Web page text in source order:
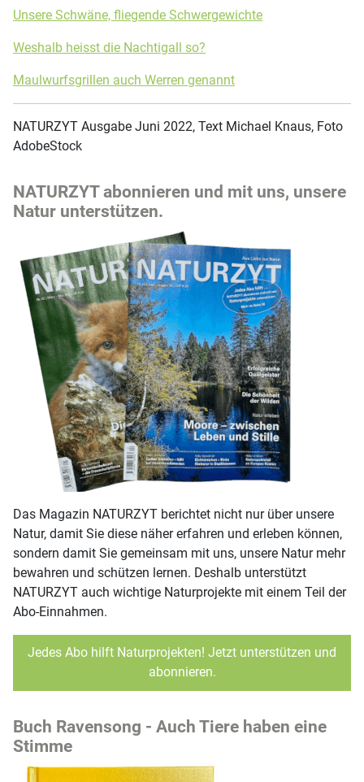
Unsere Schwäne, fliegende Schwergewichte
Weshalb heisst die Nachtigall so?
Maulwurfsgrillen auch Werren genannt
NATURZYT Ausgabe Juni 2022, Text Michael Knaus, Foto
AdobeStock
NATURZYT abonnieren und mit uns, unsere
Natur unterstützen.
Das Magazin NATURZYT berichtet nicht nur über unsere
Natur, damit Sie diese näher erfahren und erleben können,
sondern damit Sie gemeinsam mit uns, unsere Natur mehr
bewahren und schützen lernen. Deshalb unterstützt
NATURZYT auch wichtige Naturprojekte mit einem Teil der
Abo-Einnahmen.
Jedes Abo hilft Naturprojekten! Jetzt unterstützen und
abonnieren.
Buch Ravensong - Auch Tiere haben eine
Stimme